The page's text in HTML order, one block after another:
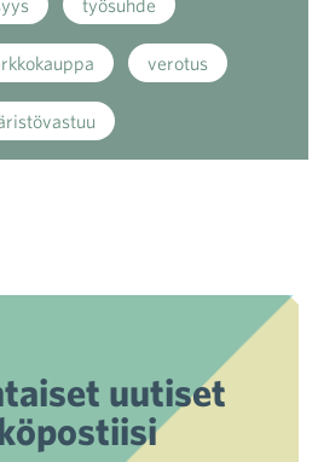
työsuhde
verotus
uutiset